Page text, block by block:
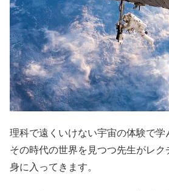
理科で遠くいけない宇宙の体験で
その時代の世界を見つつ先生がレク
身に入ってきます。